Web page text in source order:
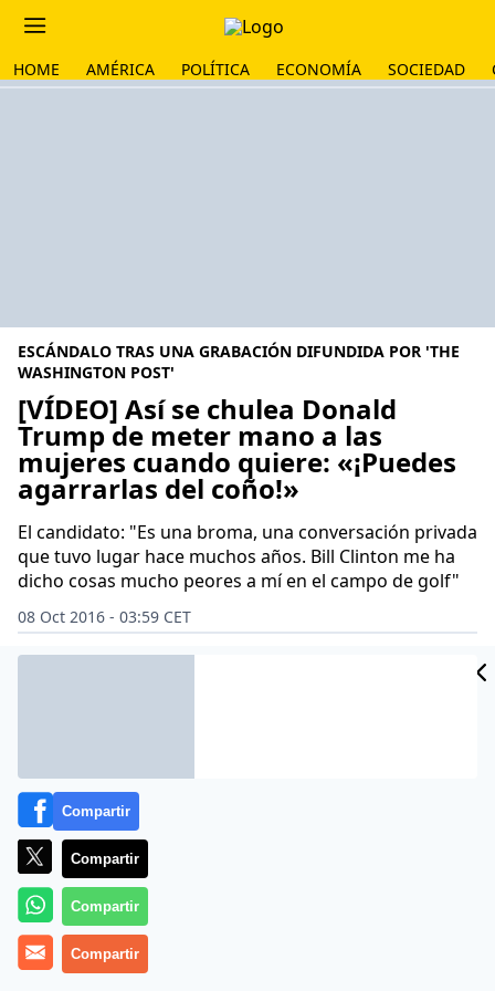
HOME AMÉRICA POLÍTICA ECONOMÍA SOCIEDAD
ESCÁNDALO TRAS UNA GRABACIÓN DIFUNDIDA POR 'THE
WASHINGTON POST'
[VÍDEO] Así se chulea Donald
Trump de meter mano a las
mujeres cuando quiere: «¡Puedes
agarrarlas del coño!»
El candidato: "Es una broma, una conversación privada
que tuvo lugar hace muchos años. Bill Clinton me ha
dicho cosas mucho peores a mí en el campo de golf"
08 Oct 2016 - 03:59 CET
Archivado en: POLÍTICA
Compartir
Compartir
Compartir
Compartir